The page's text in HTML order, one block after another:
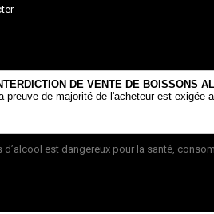
DE VENTE DE BOISSONS
preuve de majorité de l'acheteur est exigée
d’alcool est dangereux pour la santé,